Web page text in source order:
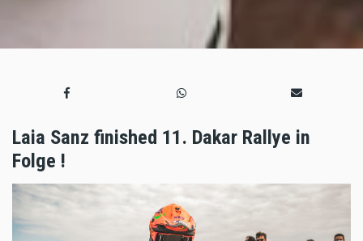
Laia Sanz finished 11. Dakar Rallye in
Folge !